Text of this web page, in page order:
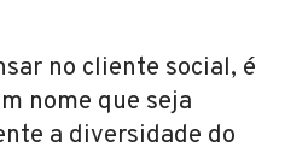
no cliente social, é
nome que seja
a diversidade do